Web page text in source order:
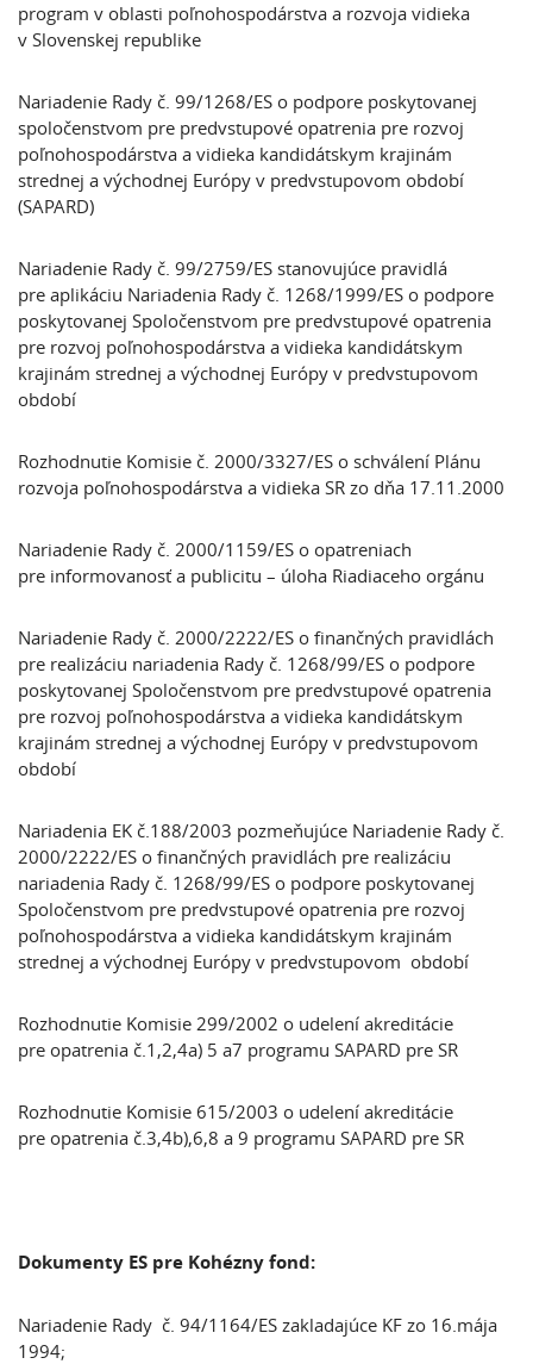
program v oblasti poľnohospodárstva a rozvoja vidieka
v Slovenskej republike
Nariadenie Rady č. 99/1268/ES o podpore poskytovanej
spoločenstvom pre predvstupové opatrenia pre rozvoj
poľnohospodárstva a vidieka kandidátskym krajinám
strednej a východnej Európy v predvstupovom období
(SAPARD)
Nariadenie Rady č. 99/2759/ES stanovujúce pravidlá
pre aplikáciu Nariadenia Rady č. 1268/1999/ES o podpore
poskytovanej Spoločenstvom pre predvstupové opatrenia
pre rozvoj poľnohospodárstva a vidieka kandidátskym
krajinám strednej a východnej Európy v predvstupovom
období
Rozhodnutie Komisie č. 2000/3327/ES o schválení Plánu
rozvoja poľnohospodárstva a vidieka SR zo dňa 17.11.2000
Nariadenie Rady č. 2000/1159/ES o opatreniach
pre informovanosť a publicitu – úloha Riadiaceho orgánu
Nariadenie Rady č. 2000/2222/ES o finančných pravidlách
pre realizáciu nariadenia Rady č. 1268/99/ES o podpore
poskytovanej Spoločenstvom pre predvstupové opatrenia
pre rozvoj poľnohospodárstva a vidieka kandidátskym
krajinám strednej a východnej Európy v predvstupovom
období
Nariadenia EK č.188/2003 pozmeňujúce Nariadenie Rady č.
2000/2222/ES o finančných pravidlách pre realizáciu
nariadenia Rady č. 1268/99/ES o podpore poskytovanej
Spoločenstvom pre predvstupové opatrenia pre rozvoj
poľnohospodárstva a vidieka kandidátskym krajinám
strednej a východnej Európy v predvstupovom období
Rozhodnutie Komisie 299/2002 o udelení akreditácie
pre opatrenia č.1,2,4a) 5 a7 programu SAPARD pre SR
Rozhodnutie Komisie 615/2003 o udelení akreditácie
pre opatrenia č.3,4b),6,8 a 9 programu SAPARD pre SR
Dokumenty ES pre Kohézny fond:
Nariadenie Rady č. 94/1164/ES zakladajúce KF zo 16.mája
1994;